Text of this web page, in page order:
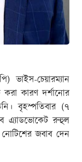
ভাইস-চেয়ারম্যান
কারণ দর্শানোর
বৃহস্পতিবার (৭
এ্যাডভোকেট রুহুল
জবাব দেন